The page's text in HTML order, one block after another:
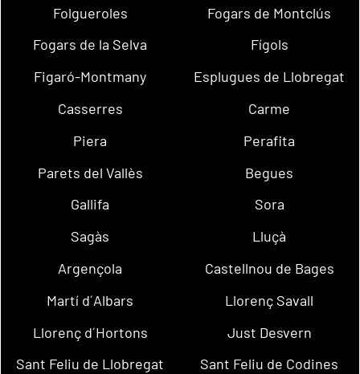
Folgueroles
Fogars de Montclús
Fogars de la Selva
Fígols
Figaró-Montmany
Esplugues de Llobregat
Casserres
Carme
Piera
Perafita
Parets del Vallès
Begues
Gallifa
Sora
Sagàs
Lluçà
Argençola
Castellnou de Bages
Martí d´Albars
Llorenç Savall
Llorenç d´Hortons
Just Desvern
Sant Feliu de Llobregat
Sant Feliu de Codines